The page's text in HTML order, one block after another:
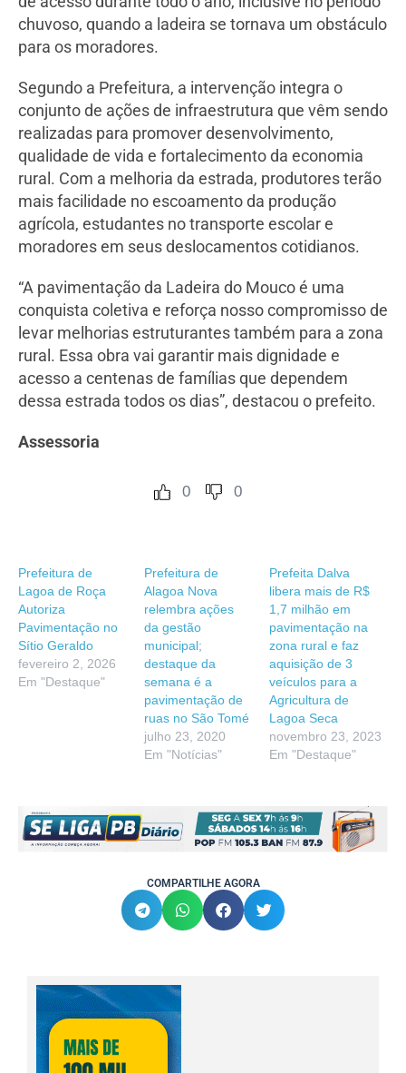
chuvoso, quando a ladeira se tornava um obstáculo
para os moradores.
Segundo a Prefeitura, a intervenção integra o
conjunto de ações de infraestrutura que vêm sendo
realizadas para promover desenvolvimento,
qualidade de vida e fortalecimento da economia
rural. Com a melhoria da estrada, produtores terão
mais facilidade no escoamento da produção
agrícola, estudantes no transporte escolar e
moradores em seus deslocamentos cotidianos.
“A pavimentação da Ladeira do Mouco é uma
conquista coletiva e reforça nosso compromisso de
levar melhorias estruturantes também para a zona
rural. Essa obra vai garantir mais dignidade e
acesso a centenas de famílias que dependem
dessa estrada todos os dias”, destacou o prefeito.
Assessoria
0 0
Prefeitura de
Lagoa de Roça
Autoriza
Pavimentação no
Sítio Geraldo
fevereiro 2, 2026
Em "Destaque"
Prefeitura de
Alagoa Nova
relembra ações
da gestão
municipal;
destaque da
semana é a
pavimentação de
ruas no São Tomé
julho 23, 2020
Em "Notícias"
Prefeita Dalva
libera mais de R$
1,7 milhão em
pavimentação na
zona rural e faz
aquisição de 3
veículos para a
Agricultura de
Lagoa Seca
novembro 23, 2023
Em "Destaque"
COMPARTILHE AGORA